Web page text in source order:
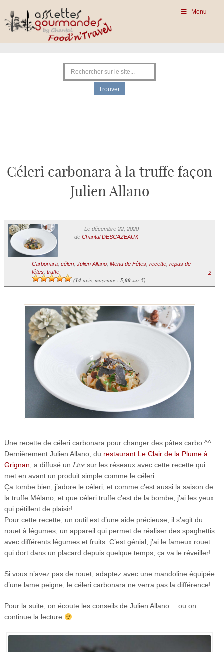
Menu
Céleri carbonara à la truffe façon
Julien Allano
Le décembre 22, 2020
de Chantal DESCAZEAUX
Carbonara, céleri, Julien Allano, Menu de Fêtes, recette, repas de
fêtes, truffe
(14avis, moyenne : 5,00sur 5)
2
Une recette de céleri carbonara pour changer des pâtes carbo ^^
Dernièrement Julien Allano, du restaurant Le Clair de la Plume à
Grignan, a diffusé un Livesur les réseaux avec cette recette qui
met en avant un produit simple comme le céleri.
Ça tombe bien, j’adore le céleri, et comme c’est aussi la saison de
la truffe Mélano, et que céleri truffe c’est de la bombe, j’ai les yeux
qui pétillent de plaisir!
Pour cette recette, un outil est d’une aide précieuse, il s’agit du
rouet à légumes; un appareil qui permet de réaliser des spaghettis
avec différents légumes et fruits. C’est génial, j’ai le fameux rouet
qui dort dans un placard depuis quelque temps, ça va le réveiller!
Si vous n’avez pas de rouet, adaptez avec une mandoline équipée
d’une lame peigne, le céleri carbonara ne verra pas la différence!
Pour la suite, on écoute les conseils de Julien Allano… ou on
continue la lecture